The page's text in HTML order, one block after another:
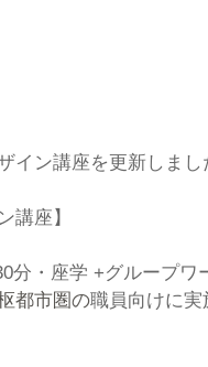
イン講座を更新しまし
講座】
30分・座学 +グループ
都市圏の職員向けに